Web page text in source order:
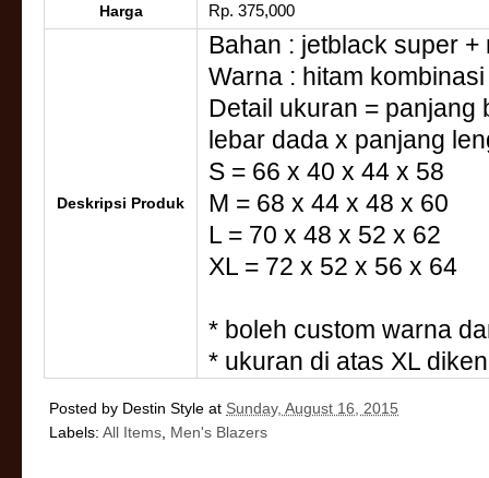
Harga Rp. 375,000
Deskripsi Produk
Bahan : jetblack super +
Warna : hitam
Detail ukuran = panjang
lebar dada x panjang
S = 66 x 40 x 44 x 58
M = 68 x 44 x 48 x 60
L = 70 x 48 x 52 x 62
XL = 72 x 52 x 56 x 64
* boleh custom warna
* ukuran di atas XL
Posted by Destin Style at Sunday, August 16, 2015
Labels: All Items Men's Blazers